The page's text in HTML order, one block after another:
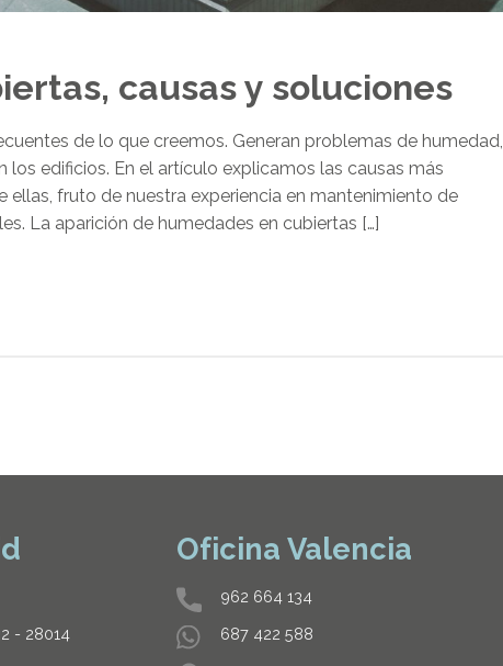
causas y soluciones
de lo que creemos. Generan problemas de humedad,
edificios. En el artículo explicamos las causas más
ellas, fruto de nuestra experiencia en mantenimiento de
La aparición de humedades en cubiertas […]
- 28014
Oficina Valencia
962 664 134
687 422 588